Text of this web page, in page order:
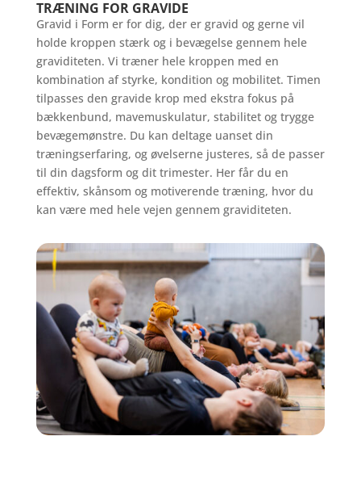
TRÆNING FOR GRAVIDE
Gravid i Form er for dig, der er gravid og gerne vil
holde kroppen stærk og i bevægelse gennem hele
graviditeten. Vi træner hele kroppen med en
kombination af styrke, kondition og mobilitet. Timen
tilpasses den gravide krop med ekstra fokus på
bækkenbund, mavemuskulatur, stabilitet og trygge
bevægemønstre. Du kan deltage uanset din
træningserfaring, og øvelserne justeres, så de passer
til din dagsform og dit trimester. Her får du en
effektiv, skånsom og motiverende træning, hvor du
kan være med hele vejen gennem graviditeten.